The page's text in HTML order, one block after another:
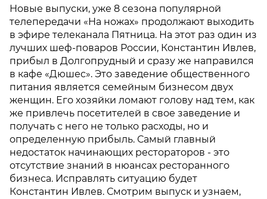
Новые выпуски, уже 8 сезона популярной
телепередачи «На ножах» продолжают выходить
в эфире телеканала Пятница. На этот раз один из
лучших шеф-поваров России, Константин Ивлев,
прибыл в Долгопрудный и сразу же направился
в кафе «Дюшес». Это заведение общественного
питания является семейным бизнесом двух
женщин. Его хозяйки ломают голову над тем, как
же привлечь посетителей в свое заведение и
получать с него не только расходы, но и
определенную прибыль. Самый главный
недостаток начинающих рестораторов - это
отсутствие знаний в нюансах ресторанного
бизнеса. Исправлять ситуацию будет
Константин Ивлев. Смотрим выпуск и узнаем,